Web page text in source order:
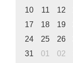
10
11 12
17
18 19
24
25 26
31
01 02